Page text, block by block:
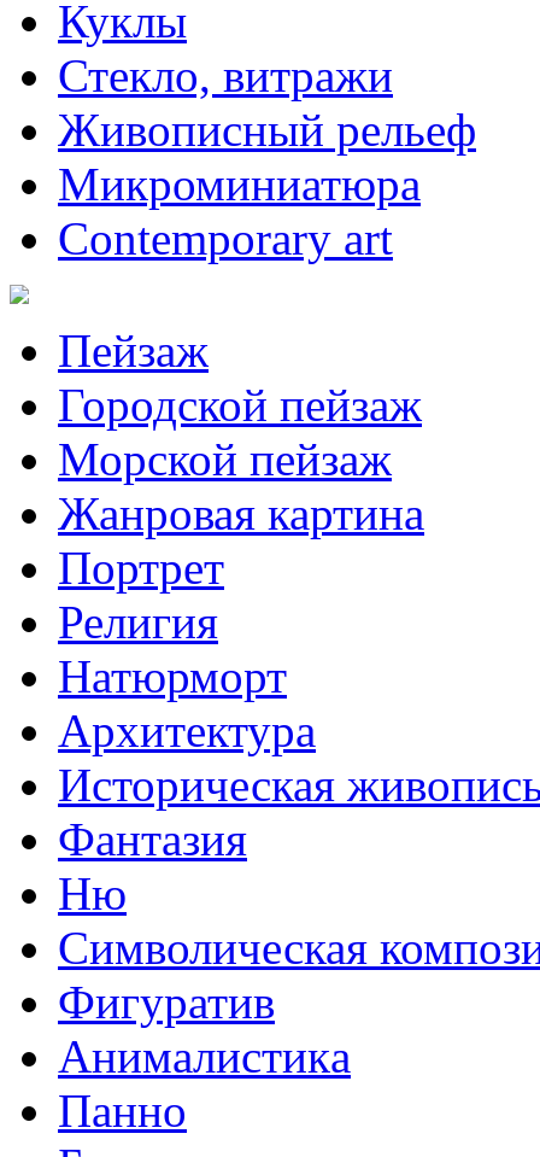
Куклы
Стекло, витражи
Живописный рельеф
Микроминиатюра
Contemporary art
Пейзаж
Городской пейзаж
Морской пейзаж
Жанровая картина
Портрет
Религия
Натюрморт
Архитектура
Историческая
Фантазия
Ню
Символическая
Фигуратив
Анималистикa
Панно